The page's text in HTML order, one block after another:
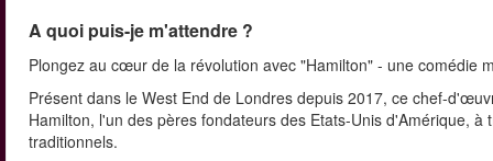
A quoi puis-je m'attendre ?
Plongez au cœur de la révolution avec "Hamilton" - une comédie
Présent dans le West End de Londres depuis 2017, ce chef-
Hamilton, l'un des pères fondateurs des Etats-Unis d'Amérique,
traditionnels.